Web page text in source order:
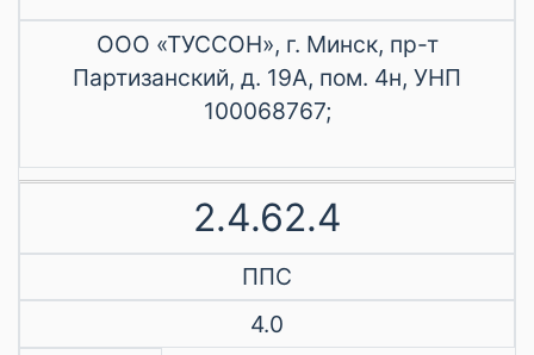
ООО «ТУССОН», г. Минск, пр-т
Партизанский, д. 19А, пом. 4н, УНП
100068767;
2.4.62.4
ППС
4.0